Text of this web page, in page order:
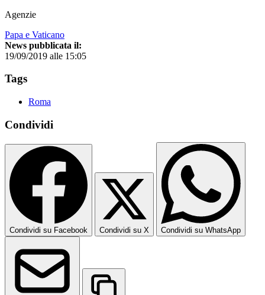
Agenzie
Papa e Vaticano
News pubblicata il:
19/09/2019 alle 15:05
Tags
Roma
Condividi
Condividi su Facebook Condividi su X Condividi su WhatsApp